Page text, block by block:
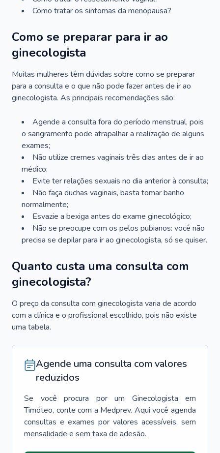
Como tratar os sintomas da menopausa?
Como se preparar para ir ao
ginecologista
Muitas mulheres têm dúvidas sobre como se preparar
para a consulta e o que não pode fazer antes de ir ao
ginecologista. As principais recomendações são:
Agende a consulta fora do período menstrual, pois
o sangramento pode atrapalhar a realização de alguns
exames;
Não utilize cremes vaginais três dias antes de ir ao
médico;
Evite ter relações sexuais no dia anterior à consulta;
Não faça duchas vaginais, basta tomar banho
normalmente;
Esvazie a bexiga antes do exame ginecológico;
Não se preocupe com os pelos pubianos: você não
precisa se depilar para ir ao ginecologista, só se quiser.
Quanto custa uma consulta com
ginecologista?
O preço da consulta com ginecologista varia de acordo
com a clínica e o profissional escolhido, pois não existe
uma tabela.
Agende uma consulta com valores
reduzidos
Se você procura por um Ginecologista
em
Timóteo, conte com a Medprev. Aqui você agenda
consultas e exames por valores acessíveis, sem
mensalidade e sem taxa de adesão.